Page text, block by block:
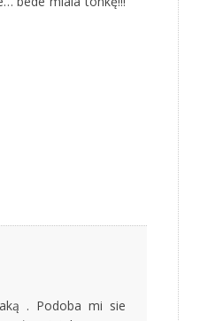
. Podoba mi sie